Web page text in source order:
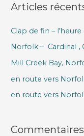
h
r
c
h
e
Articles
Clap de fin –
Norfolk – Cardinal ,
Mill Creek Bay,
en route vers
en route vers